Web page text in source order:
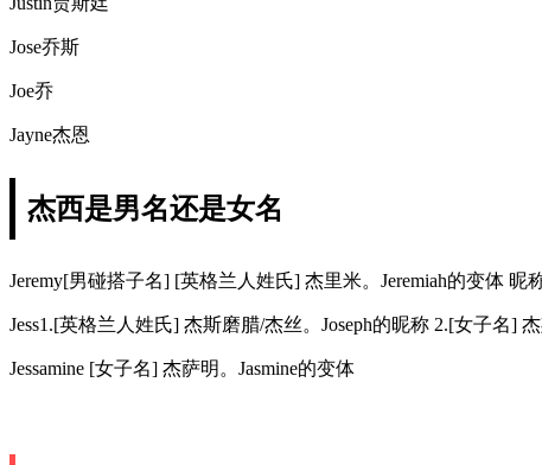
Jose乔斯
Joe乔
Jayne杰恩
杰西是男名还是女名
Jeremy[男碰搭子名] [英格兰人姓氏] 杰里米。Jeremiah的变体 昵
Jess1.[英格兰人姓氏] 杰斯磨腊/杰丝。Joseph的昵称 2.[女子名]
Jessamine [女子名] 杰萨明。Jasmine的变体